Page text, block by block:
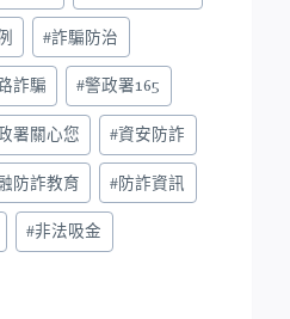
#詐騙防治
詐騙 #警政署165
署關心您 #資安防詐
防詐教育 #防詐資訊
#非法吸金